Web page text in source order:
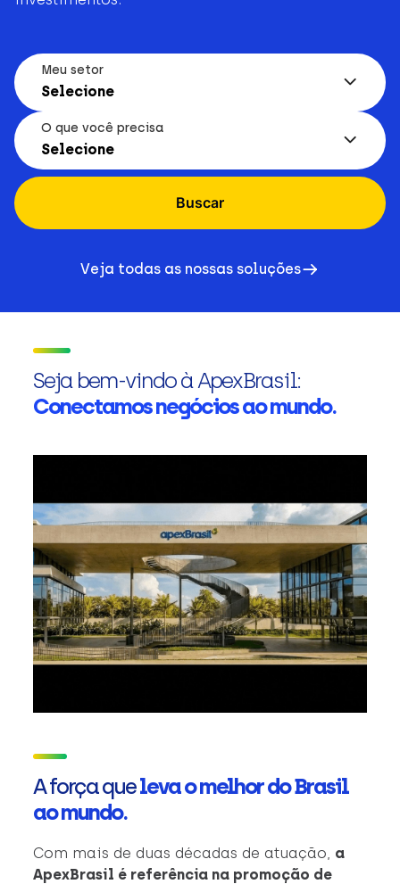
Meu setor
Selecione
O que você precisa
Selecione
Buscar
Veja todas as nossas soluções
Seja bem-vindo à ApexBrasil:
Conectamos negócios ao mundo.
A força queleva o melhor do Brasil
ao mundo.
Com mais de duas décadas de atuação, a
ApexBrasil é referência na promoção de